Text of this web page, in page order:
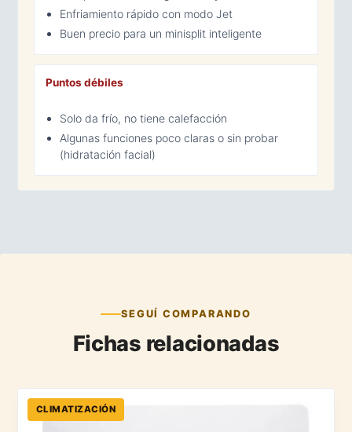
Enfriamiento rápido con modo Jet
Buen precio para un minisplit inteligente
Puntos débiles
Solo da frío, no tiene calefacción
Algunas funciones poco claras o sin probar
(hidratación facial)
SEGUÍ COMPARANDO
Fichas relacionadas
CLIMATIZACIÓN